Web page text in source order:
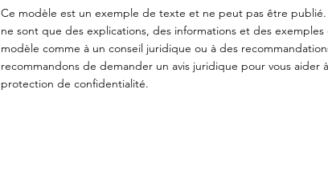
Ce modèle est un exemple de texte et ne peut pas être
ne sont que des explications, des informations et des exemples
modèle comme à un conseil juridique ou à des
recommandons de demander un avis juridique pour vous
protection de confidentialité.